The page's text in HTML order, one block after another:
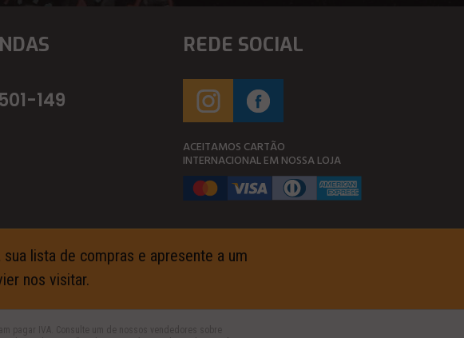
149
REDE SOCIAL
ACEITAMOS CARTÃO
INTERNACIONAL EM NOSSA LOJA
lista de compras e apresente a um
nos visitar.